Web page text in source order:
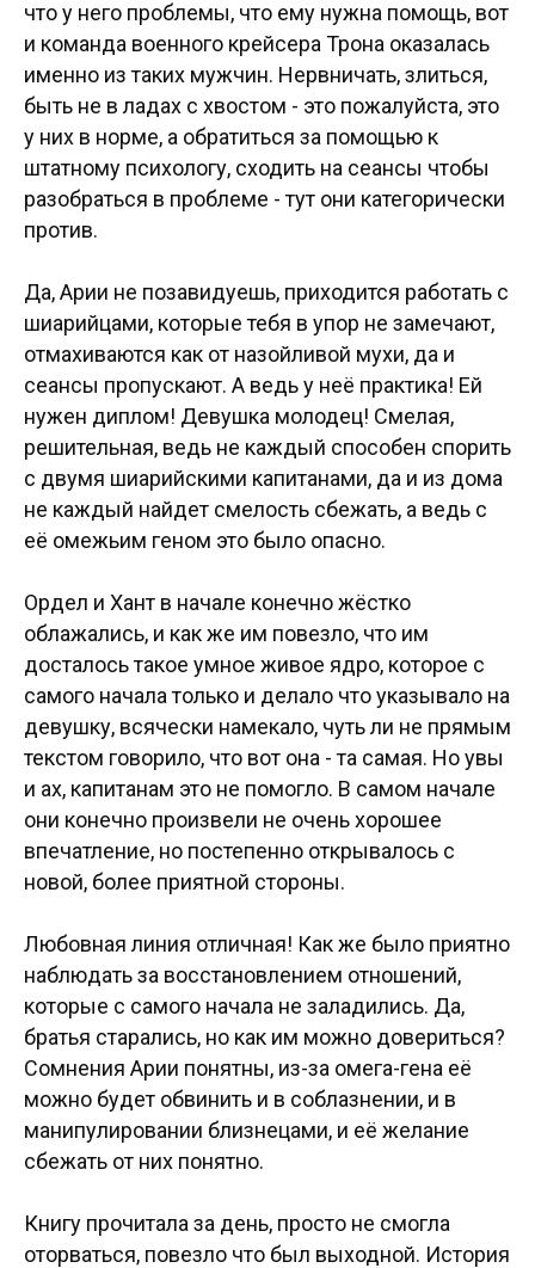
что у него проблемы, что ему нужна помощь, вот
и команда военного крейсера Трона оказалась
именно из таких мужчин. Нервничать, злиться,
быть не в ладах с хвостом - это пожалуйста, это
у них в норме, а обратиться за помощью к
штатному психологу, сходить на сеансы чтобы
разобраться в проблеме - тут они категорически
против.
Да, Арии не позавидуешь, приходится работать с
шиарийцами, которые тебя в упор не замечают,
отмахиваются как от назойливой мухи, да и
сеансы пропускают. А ведь у неё практика! Ей
нужен диплом! Девушка молодец! Смелая,
решительная, ведь не каждый способен спорить
с двумя шиарийскими капитанами, да и из дома
не каждый найдет смелость сбежать, а ведь с
её омежьим геном это было опасно.
Ордел и Хант в начале конечно жёстко
облажались, и как же им повезло, что им
досталось такое умное живое ядро, которое с
самого начала только и делало что указывало на
девушку, всячески намекало, чуть ли не прямым
текстом говорило, что вот она - та самая. Но увы
и ах, капитанам это не помогло. В самом начале
они конечно произвели не очень хорошее
впечатление, но постепенно открывалось с
новой, более приятной стороны.
Любовная линия отличная! Как же было приятно
наблюдать за восстановлением отношений,
которые с самого начала не заладились. Да,
братья старались, но как им можно довериться?
Сомнения Арии понятны, из-за омега-гена её
можно будет обвинить и в соблазнении, и в
манипулировании близнецами, и её желание
сбежать от них понятно.
Книгу прочитала за день, просто не смогла
оторваться, повезло что был выходной. История